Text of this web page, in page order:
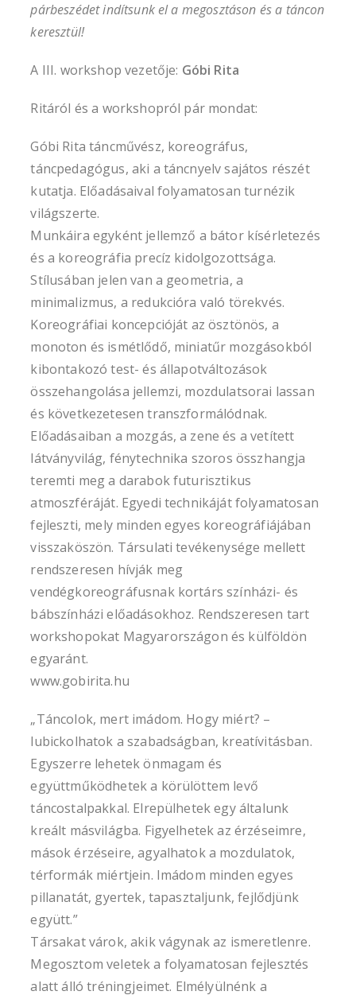
párbeszédet indítsunk el a megosztáson és a táncon
keresztül!
A III. workshop vezetője: Góbi Rita
Ritáról és a workshopról pár mondat:
Góbi Rita táncművész, koreográfus,
táncpedagógus, aki a táncnyelv sajátos részét
kutatja. Előadásaival folyamatosan turnézik
világszerte.
Munkáira egyként jellemző a bátor kísérletezés
és a koreográfia precíz kidolgozottsága.
Stílusában jelen van a geometria, a
minimalizmus, a redukcióra való törekvés.
Koreográfiai koncepcióját az ösztönös, a
monoton és ismétlődő, miniatűr mozgásokból
kibontakozó test- és állapotváltozások
összehangolása jellemzi, mozdulatsorai lassan
és következetesen transzformálódnak.
Előadásaiban a mozgás, a zene és a vetített
látványvilág, fénytechnika szoros összhangja
teremti meg a darabok futurisztikus
atmoszféráját. Egyedi technikáját folyamatosan
fejleszti, mely minden egyes koreográfiájában
visszaköszön. Társulati tevékenysége mellett
rendszeresen hívják meg
vendégkoreográfusnak kortárs színházi- és
bábszínházi előadásokhoz. Rendszeresen tart
workshopokat Magyarországon és külföldön
egyaránt.
www.gobirita.hu
„Táncolok, mert imádom. Hogy miért? –
lubickolhatok a szabadságban, kreatívitásban.
Egyszerre lehetek önmagam és
együttműködhetek a körülöttem levő
táncostalpakkal. Elrepülhetek egy általunk
kreált másvilágba. Figyelhetek az érzéseimre,
mások érzéseire, agyalhatok a mozdulatok,
térformák miértjein. Imádom minden egyes
pillanatát, gyertek, tapasztaljunk, fejlődjünk
együtt.”
Társakat várok, akik vágynak az ismeretlenre.
Megosztom veletek a folyamatosan fejlesztés
alatt álló tréningjeimet. Elmélyülnénk a